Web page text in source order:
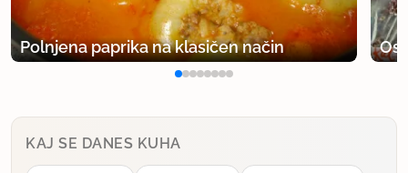
Polnjena paprika na klasičen način
KAJ SE DANES KUHA